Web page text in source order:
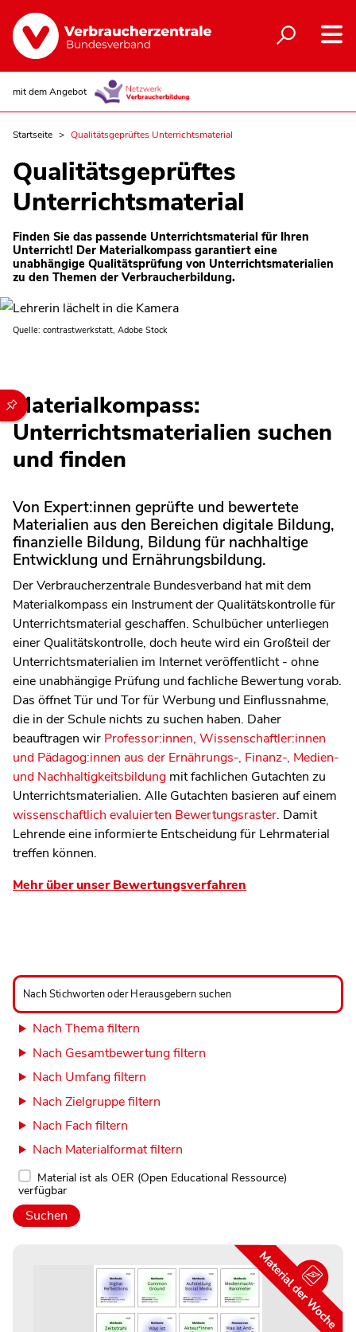
mit dem Angebot
Durch die folgenden Buttons können Sie direkt auf einen
Startseite Qualitätsgeprüftes Unterrichtsmaterial
Qualitätsgeprüftes
Unterrichtsmaterial
Finden Sie das passende Unterrichtsmaterial für Ihren
Unterricht! Der Materialkompass garantiert eine
unabhängige Qualitätsprüfung von Unterrichtsmaterialien
zu den Themen der Verbraucherbildung.
Quelle: contrastwerkstatt, Adobe Stock
Materialkompass:
Unterrichtsmaterialien suchen
und finden
Von Expert:innen geprüfte und bewertete
Materialien aus den Bereichen digitale Bildung,
finanzielle Bildung, Bildung für nachhaltige
Entwicklung und Ernährungsbildung.
Der Verbraucherzentrale Bundesverband hat mit dem
Materialkompass ein Instrument der Qualitätskontrolle für
Unterrichtsmaterial geschaffen. Schulbücher unterliegen
einer Qualitätskontrolle, doch heute wird ein Großteil der
Unterrichtsmaterialien im Internet veröffentlicht - ohne
eine unabhängige Prüfung und fachliche Bewertung vorab.
Das öffnet Tür und Tor für Werbung und Einflussnahme,
die in der Schule nichts zu suchen haben. Daher
beauftragen wir Professor:innen, Wissenschaftler:innen
und Pädagog:innen aus der Ernährungs-, Finanz-, Medien-
und Nachhaltigkeitsbildung mit fachlichen Gutachten zu
Unterrichtsmaterialien. Alle Gutachten basieren auf einem
wissenschaftlich evaluierten Bewertungsraster. Damit
Lehrende eine informierte Entscheidung für Lehrmaterial
treffen können.
Mehr über unser Bewertungsverfahren
Nach
Stichworten
oder
Herausgebern
suchen
Nach Stichworten oder Herausgebern suchen
Nach Thema filtern
Nach Gesamtbewertung filtern
Nach Umfang filtern
Nach Zielgruppe filtern
Nach Fach filtern
Nach Materialformat filtern
Material ist als OER (Open Educational Ressource)
verfügbar